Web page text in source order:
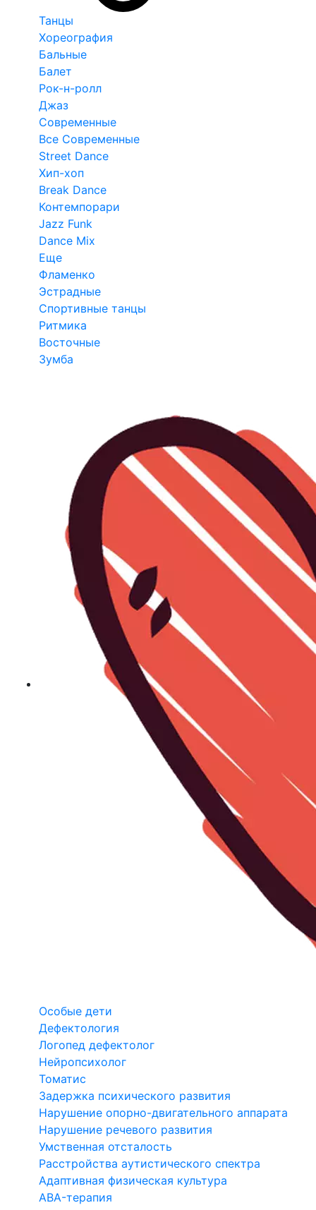
Танцы
Хореография
Бальные
Балет
Рок-н-ролл
Джаз
Современные
Все Современные
Street Dance
Хип-хоп
Break Dance
Контемпорари
Jazz Funk
Dance Mix
Еще
Фламенко
Эстрадные
Спортивные танцы
Ритмика
Восточные
Зумба
Особые дети
Дефектология
Логопед дефектолог
Нейропсихолог
Томатис
Задержка психического развития
Нарушение опорно-двигательного аппарата
Нарушение речевого развития
Умственная отсталость
Расстройства аутистического спектра
Адаптивная физическая культура
ABA-терапия